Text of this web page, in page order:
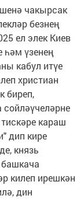
чакырсак
безнең
ел элек Киев
һәм үзенең
кабул итүе
христиан
биреп,
караш
дип кире
князь
килеп ирешкән
дин